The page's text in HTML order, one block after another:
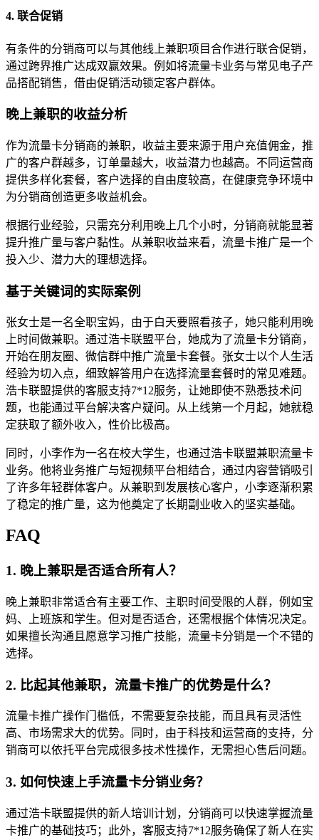
4. 联合促销
有条件的分销商可以与其他线上兼职项目合作进行联合促销，
通过跨界推广达成双赢效果。例如将流量卡业务与常见电子产
品搭配销售，借由促销活动锁定客户群体。
晚上兼职的收益分析
作为流量卡分销商的兼职，收益主要来源于用户充值佣金，推
广的客户群越多，订单量越大，收益潜力也越高。不同运营商
提供多样化套餐，客户选择的自由度较高，在健康竞争环境中
为分销商创造更多收益机会。
根据行业经验，只需充分利用晚上几个小时，分销商就能显著
提升推广量与客户黏性。从兼职收益来看，流量卡推广是一个
投入少、潜力大的理想选择。
基于关键词的实际案例
张女士是一名全职宝妈，由于白天要照看孩子，她只能利用晚
上时间做兼职。通过浩卡联盟平台，她成为了流量卡分销商，
开始在朋友圈、微信群中推广流量卡套餐。张女士以个人生活
经验为切入点，细致解答用户在选择流量套餐时的常见难题。
浩卡联盟提供的客服支持7*12服务，让她即使不熟悉技术问
题，也能通过平台解决客户疑问。从上线第一个月起，她就稳
定获取了额外收入，性价比极高。
同时，小李作为一名在校大学生，也通过浩卡联盟兼职流量卡
业务。他将业务推广与短视频平台相结合，通过内容营销吸引
了许多年轻群体客户。从兼职到发展核心客户，小李逐渐积累
了稳定的推广量，这为他奠定了长期副业收入的坚实基础。
FAQ
1. 晚上兼职是否适合所有人？
晚上兼职非常适合有主要工作、主职时间受限的人群，例如宝
妈、上班族和学生。但对是否适合，还需根据个体情况决定。
如果擅长沟通且愿意学习推广技能，流量卡分销是一个不错的
选择。
2. 比起其他兼职，流量卡推广的优势是什么？
流量卡推广操作门槛低，不需要复杂技能，而且具有灵活性
高、市场需求大的优势。同时，由于科技和运营商的支持，分
销商可以依托平台完成很多技术性操作，无需担心售后问题。
3. 如何快速上手流量卡分销业务？
通过浩卡联盟提供的新人培训计划，分销商可以快速掌握流量
卡推广的基础技巧；此外，客服支持7*12服务确保了新人在实